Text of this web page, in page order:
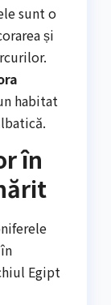
sunt o
și
habitat
în
Egipt